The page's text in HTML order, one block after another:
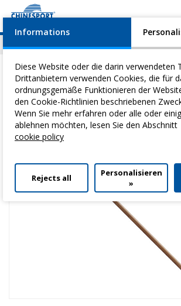
News Geschehen Video Download
Sie befinden sich hier:Home>Heilgymnastik>
üBungsgeräTe> Holzstab - 80 Cm
Informations
Diese Website oder die darin verwendeten
Drittanbietern verwenden Cookies, die für
ordnungsgemäße Funktionieren der
den Cookie-Richtlinien beschriebenen
Wenn Sie mehr erfahren oder alle oder
ablehnen möchten, lesen Sie den Abschnitt
cookie policy
Rejects all
Personalisieren
»